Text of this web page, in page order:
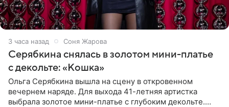
3 часа назад Соня Жарова
Серябкина снялась в золотом мини-платье
с декольте: «Кошка»
Ольга Серябкина вышла на сцену в откровенном
вечернем наряде. Для выхода 41-летняя артистка
выбрала золотое мини-платье с глубоким декольте.